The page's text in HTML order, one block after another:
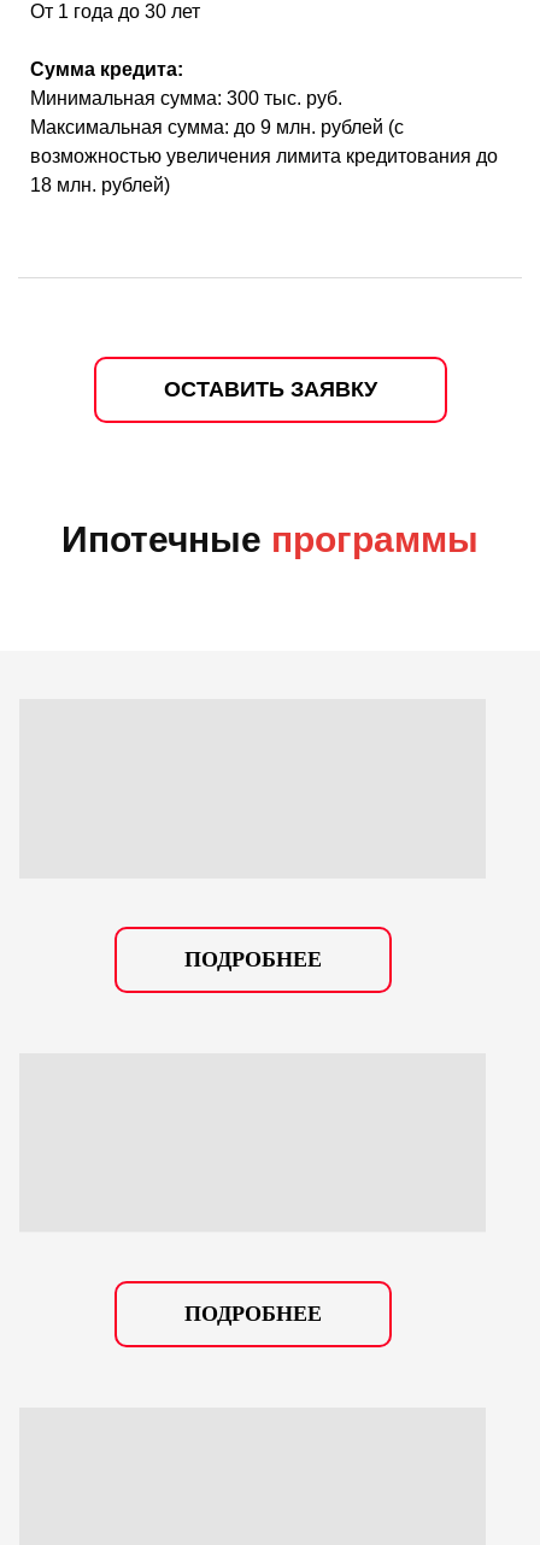
От 1 года до 30 лет
Сумма кредита:
Минимальная сумма: 300 тыс. руб.
Максимальная сумма: до 9 млн. рублей (с
возможностью увеличения лимита кредитования до
18 млн. рублей)
ОСТАВИТЬ ЗАЯВКУ
Ипотечные программы
ПОДРОБНЕЕ
ПОДРОБНЕЕ